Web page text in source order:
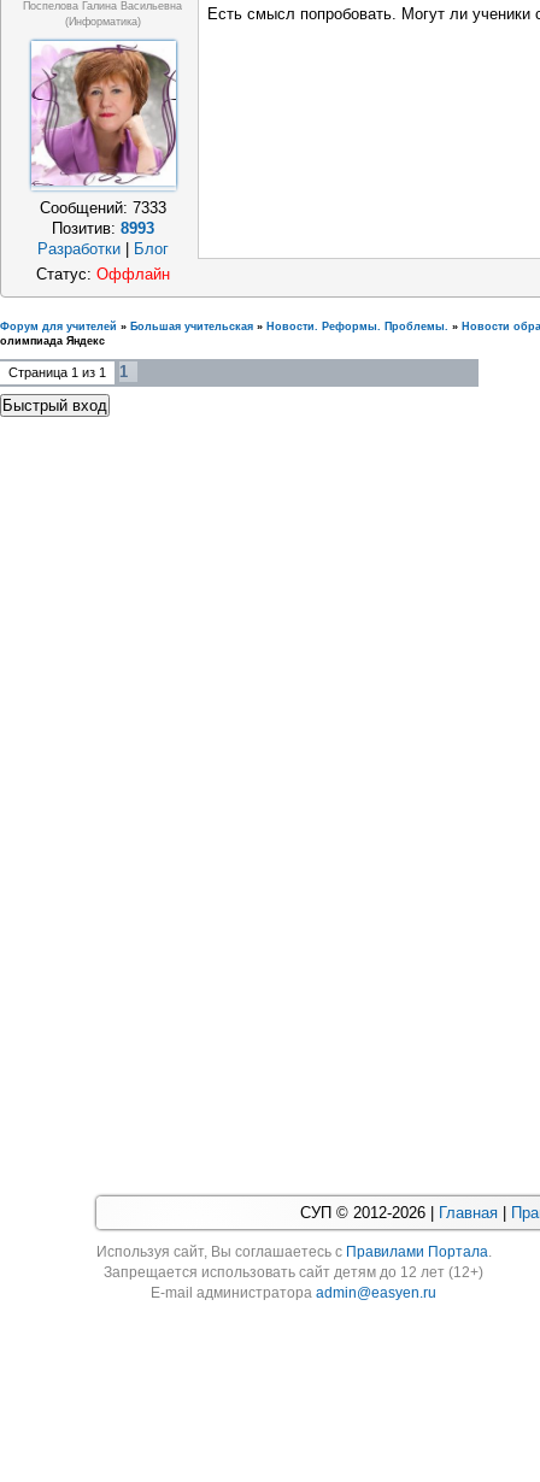
Поспелова Галина Васильевна
(информатика)
Сообщений: 7333
Позитив: 8993
Разработки
Блог
Есть смысл попробовать. Могут ли ученики
Статус: Оффлайн
Форум для учителей » Большая учительская » Новости. Реформы. Проблемы. » Новости
олимпиада Яндекс
Страница 1 из 1 1
СУП © 2012-2026 | Главная
Используя cайт, Вы соглашаетесь с Правилами Портала.
Запрещается использовать сайт детям до 12 лет (12+)
E-mail администратораadmin@easyen.ru